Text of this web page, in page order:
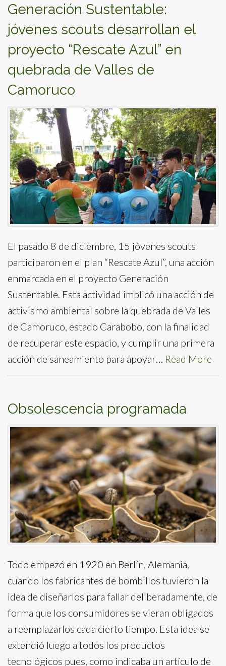
Generación Sustentable:
jóvenes scouts desarrollan el
proyecto “Rescate Azul” en
quebrada de Valles de
Camoruco
El pasado 8 de diciembre, 15 jóvenes scouts
participaron en el plan “Rescate Azul”, una acción
enmarcada en el proyecto Generación
Sustentable. Esta actividad implicó una acción de
activismo ambiental sobre la quebrada de Valles
de Camoruco, estado Carabobo, con la finalidad
de recuperar este espacio, y cumplir una primera
acción de saneamiento para apoyar… Read More
Obsolescencia programada
Todo empezó en 1920 en Berlín, Alemania,
cuando los fabricantes de bombillos tuvieron la
idea de diseñarlos para fallar deliberadamente, de
forma que los consumidores se vieran obligados
a reemplazarlos cada cierto tiempo. Esta idea se
extendió luego a todos los productos
tecnológicos pues, como indicaba un artículo de